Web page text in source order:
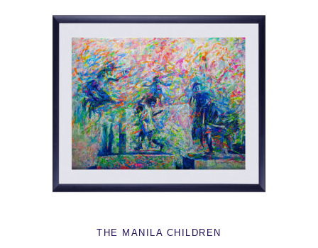
AJOUTER AU PANIER
THE MANILA CHILDREN